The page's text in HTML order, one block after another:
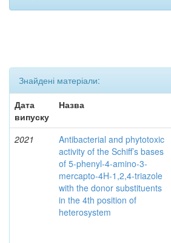
Знайдені матеріали:
Дата
випуску
Назва
2021
Antibacterial and phytotoxic
activity of the Schiff’s bases
of 5-phenyl-4-amino-3-
mercapto-4H-1,2,4-triazole
with the donor substituents
in the 4th position of
heterosystem